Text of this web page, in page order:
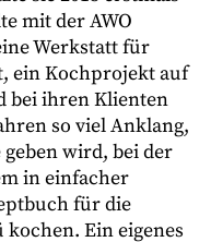
mit der AWO
Werkstatt für
ein Kochprojekt auf
bei ihren Klienten
so viel Anklang,
geben wird, bei der
in einfacher
für die
Ein eigenes